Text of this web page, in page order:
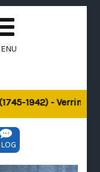
1942) - Verrines-